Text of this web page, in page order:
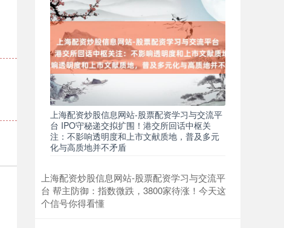
期指IC0 7877.80 +164.40 +2.13%
上海配资炒股信息网站-股票配资学习与交流平
台 IPO守秘递交拟扩围！港交所回话中枢关
注：不影响透明度和上市文献质地，普及多元
化与高质地并不矛盾
上海配资炒股信息网站-股票配资学习与交流平
台 帮主防御：指数微跌，3800家待涨！今天这
个信号你得看懂